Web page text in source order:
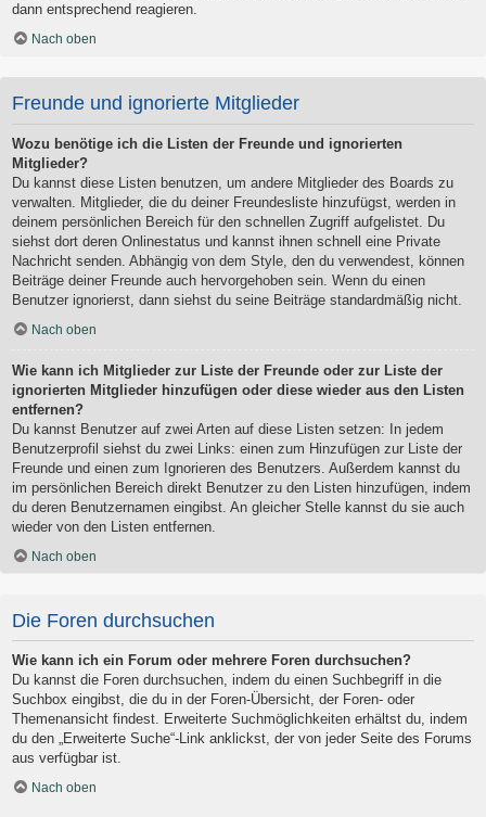
dann entsprechend reagieren.
Nach oben
Freunde und ignorierte Mitglieder
Wozu benötige ich die Listen der Freunde und ignorierten
Mitglieder?
Du kannst diese Listen benutzen, um andere Mitglieder des Boards zu
verwalten. Mitglieder, die du deiner Freundesliste hinzufügst, werden in
deinem persönlichen Bereich für den schnellen Zugriff aufgelistet. Du
siehst dort deren Onlinestatus und kannst ihnen schnell eine Private
Nachricht senden. Abhängig von dem Style, den du verwendest, können
Beiträge deiner Freunde auch hervorgehoben sein. Wenn du einen
Benutzer ignorierst, dann siehst du seine Beiträge standardmäßig nicht.
Nach oben
Wie kann ich Mitglieder zur Liste der Freunde oder zur Liste der
ignorierten Mitglieder hinzufügen oder diese wieder aus den Listen
entfernen?
Du kannst Benutzer auf zwei Arten auf diese Listen setzen: In jedem
Benutzerprofil siehst du zwei Links: einen zum Hinzufügen zur Liste der
Freunde und einen zum Ignorieren des Benutzers. Außerdem kannst du
im persönlichen Bereich direkt Benutzer zu den Listen hinzufügen, indem
du deren Benutzernamen eingibst. An gleicher Stelle kannst du sie auch
wieder von den Listen entfernen.
Nach oben
Die Foren durchsuchen
Wie kann ich ein Forum oder mehrere Foren durchsuchen?
Du kannst die Foren durchsuchen, indem du einen Suchbegriff in die
Suchbox eingibst, die du in der Foren-Übersicht, der Foren- oder
Themenansicht findest. Erweiterte Suchmöglichkeiten erhältst du, indem
du den „Erweiterte Suche“-Link anklickst, der von jeder Seite des Forums
aus verfügbar ist.
Nach oben